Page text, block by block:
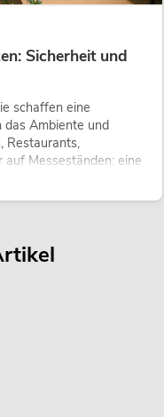
Sicherheit und
schaffen eine
das Ambiente und
Restaurants,
auf Messeständen: eine
zum modernen